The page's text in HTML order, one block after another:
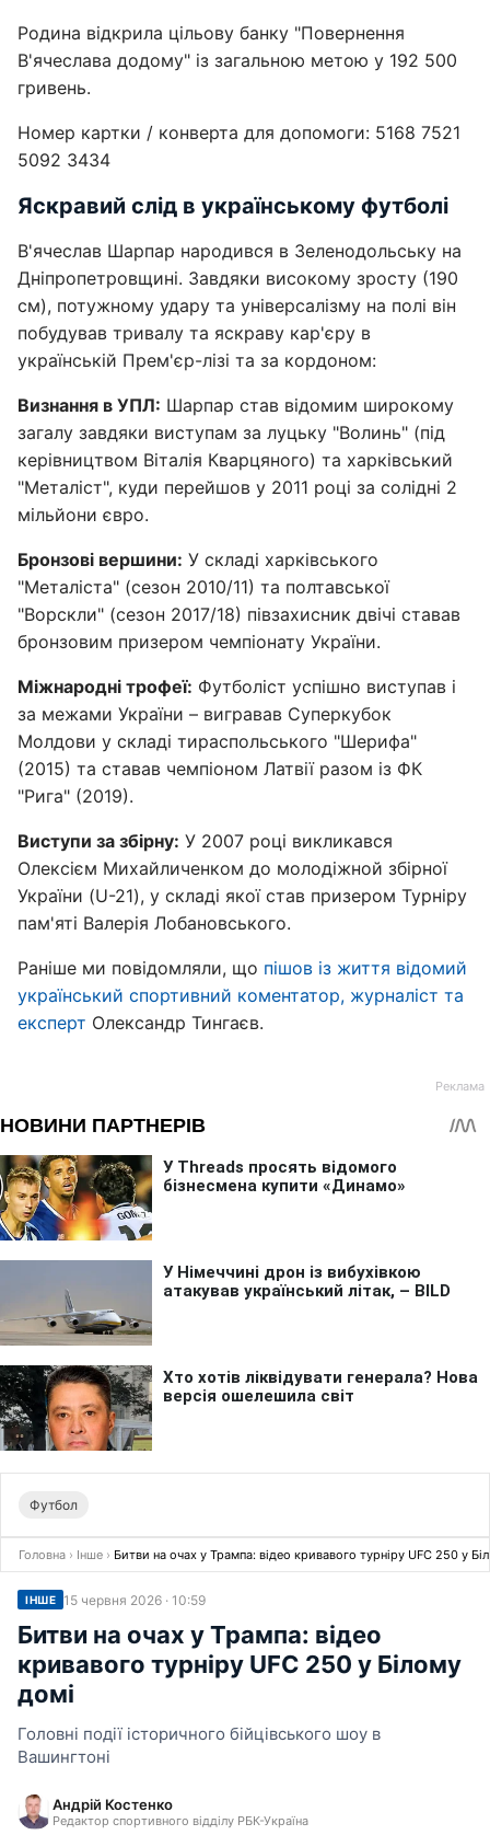
Родина відкрила цільову банку "Повернення
В'ячеслава додому" із загальною метою у 192 500
гривень.
Номер картки / конверта для допомоги: 5168 7521
5092 3434
Яскравий слід в українському футболі
В'ячеслав Шарпар народився в Зеленодольську на
Дніпропетровщині. Завдяки високому зросту (190
см), потужному удару та універсалізму на полі він
побудував тривалу та яскраву кар'єру в
українській Прем'єр-лізі та за кордоном:
Визнання в УПЛ: Шарпар став відомим широкому
загалу завдяки виступам за луцьку "Волинь" (під
керівництвом Віталія Кварцяного) та харківський
"Металіст", куди перейшов у 2011 році за солідні 2
мільйони євро.
Бронзові вершини: У складі харківського
"Металіста" (сезон 2010/11) та полтавської
"Ворскли" (сезон 2017/18) півзахисник двічі ставав
бронзовим призером чемпіонату України.
Міжнародні трофеї: Футболіст успішно виступав і
за межами України – вигравав Суперкубок
Молдови у складі тираспольського "Шерифа"
(2015) та ставав чемпіоном Латвії разом із ФК
"Рига" (2019).
Виступи за збірну: У 2007 році викликався
Олексієм Михайличенком до молодіжной збірної
України (U-21), у складі якої став призером Турніру
пам'яті Валерія Лобановського.
Раніше ми повідомляли, що пішов із життя відомий
український спортивний коментатор, журналіст та
експерт Олександр Тингаєв.
Футбол
Головна › Інше › Битви на очах у Трампа: відео кривавого турніру UFC 250 у
ІНШЕ 15 червня 2026 · 10:59
Битви на очах у Трампа: відео
кривавого турніру UFC 250 у Білому
домі
Головні події історичного бійцівського шоу в
Вашингтоні
Андрій Костенко
Редактор спортивного відділу РБК-Україна